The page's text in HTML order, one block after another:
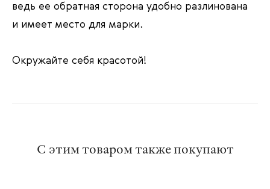
ведь ее обратная сторона удобно разлинована
и имеет место для марки.
Окружайте себя красотой!
С этим товаром также покупают